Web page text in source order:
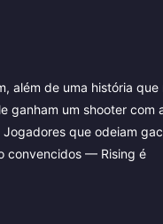
além de uma história que
ganham um shooter com
que odeiam
convencidos — Rising é